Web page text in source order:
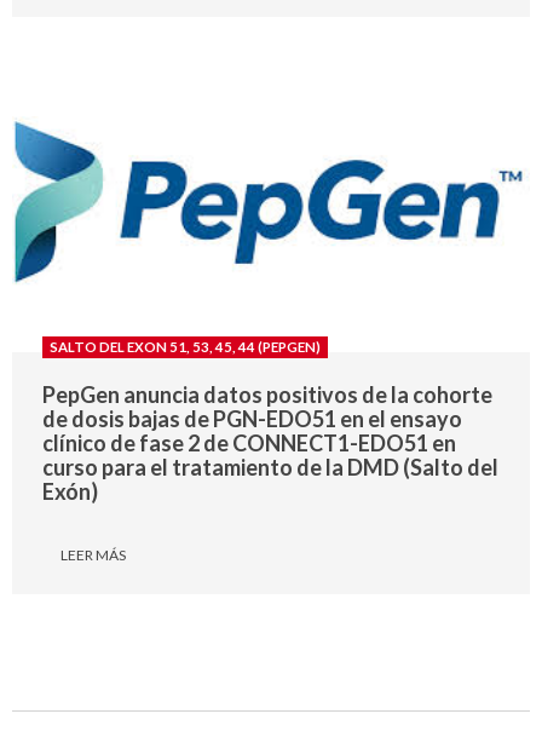
SALTO DEL EXON 51, 53, 45, 44 (PEPGEN)
PepGen anuncia datos positivos de la cohorte
de dosis bajas de PGN-EDO51 en el ensayo
clínico de fase 2 de CONNECT1-EDO51 en
curso para el tratamiento de la DMD (Salto del
Exón)
LEER MÁS